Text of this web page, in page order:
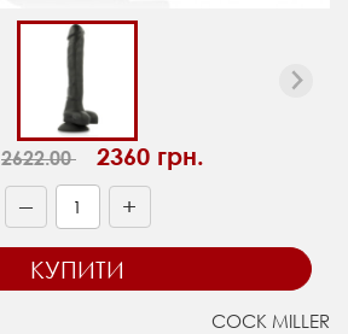
2622.00 2360 грн.
— +
КУПИТИ
COCK MILLER